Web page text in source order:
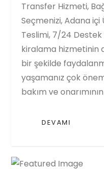
Transfer Hizmeti,
Seçmenizi, Adana
Teslimi, 7/24 Destek
kiralama hizmetinin
bir şekilde
yaşamanız çok
bakım ve
DEVAMI